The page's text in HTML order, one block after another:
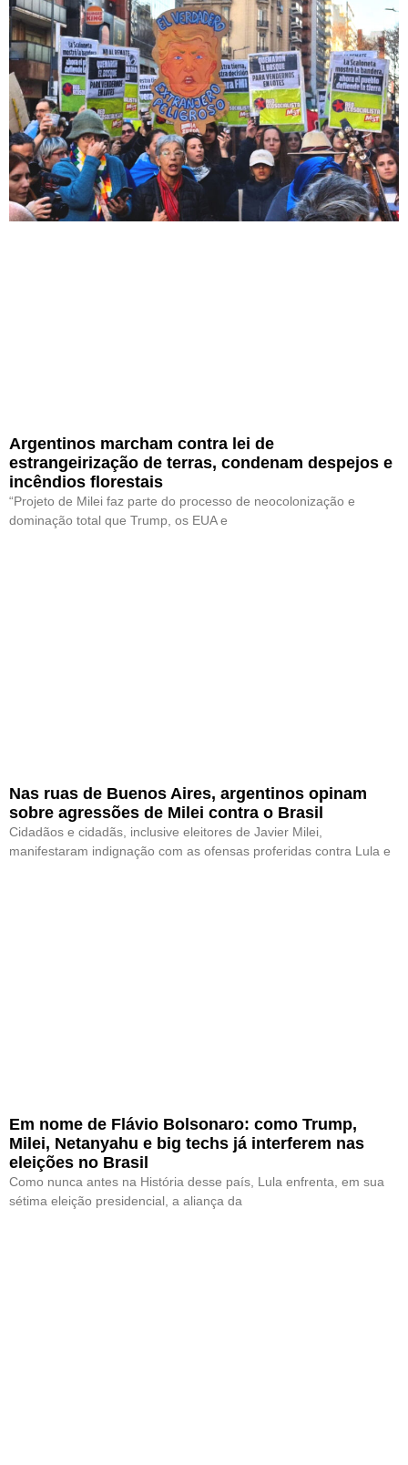
Argentinos marcham contra lei de
estrangeirização de terras, condenam despejos e
incêndios florestais
“Projeto de Milei faz parte do processo de neocolonização e
dominação total que Trump, os EUA e
Nas ruas de Buenos Aires, argentinos opinam
sobre agressões de Milei contra o Brasil
Cidadãos e cidadãs, inclusive eleitores de Javier Milei,
manifestaram indignação com as ofensas proferidas contra Lula e
Em nome de Flávio Bolsonaro: como Trump,
Milei, Netanyahu e big techs já interferem nas
eleições no Brasil
Como nunca antes na História desse país, Lula enfrenta, em sua
sétima eleição presidencial, a aliança da